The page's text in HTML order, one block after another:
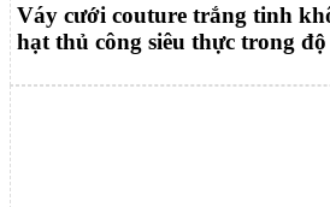
Váy cưới couture trắng tinh
hạt thủ công siêu thực trong